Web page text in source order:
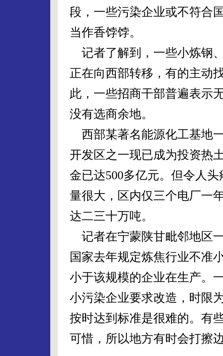
段，一些污染企业或不符合
当作香饽饽。
记者了解到，一些小炼钢
正在向西部转移，有的主动
此，一些招商干部普遍表示
没有选商余地。
西部某著名能源化工基地
开发区之一现已成为投资热
金已达500多亿元。但令人
量很大，区内仅三个电厂一
达二三十万吨。
记者在宁蒙陕甘毗邻地区
国家去年规定炼焦行业不准
小于该规模的企业在生产。
小污染企业要求改造，时限
按时达到标准是很难的。有
可惜，所以地方有时会打擦